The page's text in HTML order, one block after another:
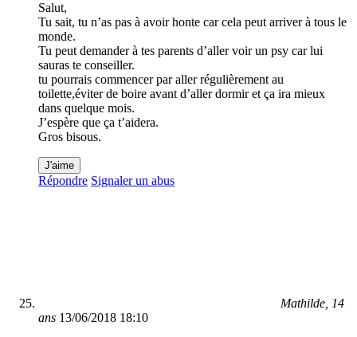
Salut,
Tu sait, tu n’as pas à avoir honte car cela peut arriver à tous le
monde.
Tu peut demander à tes parents d’aller voir un psy car lui
sauras te conseiller.
tu pourrais commencer par aller régulièrement au
toilette,éviter de boire avant d’aller dormir et ça ira mieux
dans quelque mois.
J’espère que ça t’aidera.
Gros bisous.
J'aime
Répondre Signaler un abus
Mathilde, 14
ans 13/06/2018 18:10